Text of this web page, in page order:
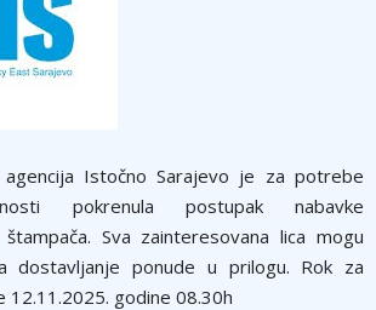
agencija Istočno Sarajevo je za potrebe
pokrenula postupak nabavke
štampača. Sva zainteresovana lica mogu
dostavljanje ponude u prilogu. Rok za
12.11.2025. godine 08.30h